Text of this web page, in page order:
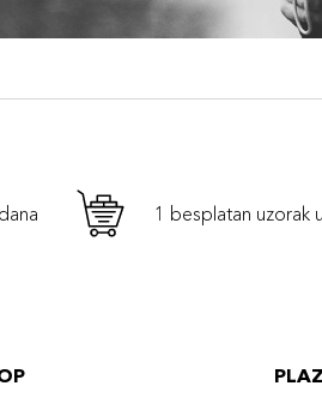
1 besplatan uzorak